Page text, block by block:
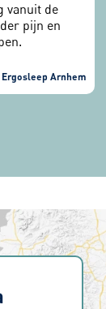
vanuit de
pijn en
Ergosleep Arnhem